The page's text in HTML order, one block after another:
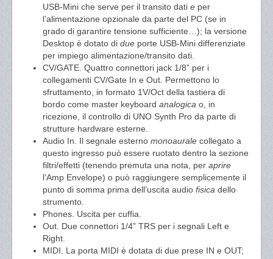
USB-Mini che serve per il transito dati e per
l’alimentazione opzionale da parte del PC (se in
grado di garantire tensione sufficiente…); la versione
Desktop è dotato di due porte USB-Mini differenziate
per impiego alimentazione/transito dati.
CV/GATE. Quattro connettori jack 1/8” per i
collegamenti CV/Gate In e Out. Permettono lo
sfruttamento, in formato 1V/Oct della tastiera di
bordo come master keyboard analogica o, in
ricezione, il controllo di UNO Synth Pro da parte di
strutture hardware esterne.
Audio In. Il segnale esterno monoaurale collegato a
questo ingresso può essere ruotato dentro la sezione
filtri/effetti (tenendo premuta una nota, per aprire
l’Amp Envelope) o può raggiungere semplicemente il
punto di somma prima dell’uscita audio fisica dello
strumento.
Phones. Uscita per cuffia.
Out. Due connettori 1/4” TRS per i segnali Left e
Right.
MIDI. La porta MIDI è dotata di due prese IN e OUT;